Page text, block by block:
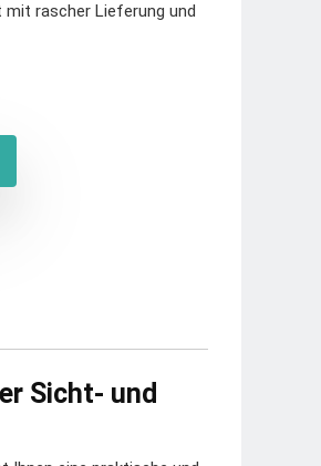
rascher Lieferung und
Sicht- und